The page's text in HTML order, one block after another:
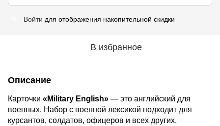
Войти для отображения накопительной скидки
В избранное
Описание
Карточки «Military English» — это английский для
военных. Набор с военной лексикой подходит для
курсантов, солдатов, офицеров и всех других,